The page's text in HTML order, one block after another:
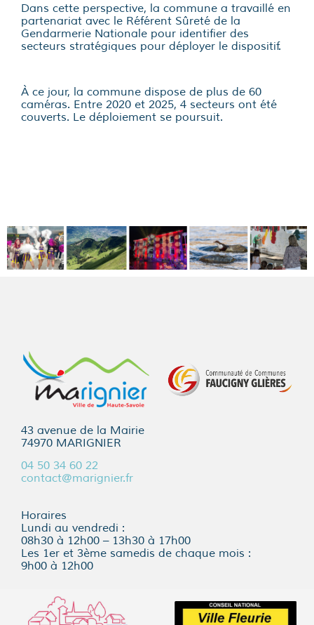
Dans cette perspective, la commune a travaillé en
partenariat avec le Référent Sûreté de la
Gendarmerie Nationale pour identifier des
secteurs stratégiques pour déployer le dispositif.
À ce jour, la commune dispose de plus de 60
caméras. Entre 2020 et 2025, 4 secteurs ont été
couverts. Le déploiement se poursuit.
43 avenue de la Mairie
74970 MARIGNIER
04 50 34 60 22
contact@marignier.fr
Horaires
Lundi au vendredi :
08h30 à 12h00 – 13h30 à 17h00
Les 1er et 3ème samedis de chaque mois :
9h00 à 12h00